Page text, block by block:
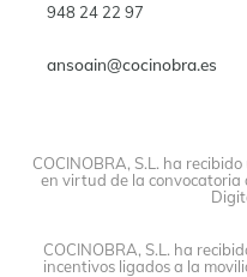
948 24 22 97
ansoain@cocinobra.es
COCINOBRA, S.L. ha
en virtud de la convocatoria
COCINOBRA, S.L. ha
incentivos ligados a la